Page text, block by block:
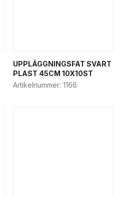
UPPLÄGGNINGSFAT SVART
PLAST 45CM 10X10ST
Artikelnummer: 1166